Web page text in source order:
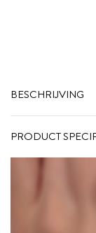
BESCHRIJVING
PRODUCT